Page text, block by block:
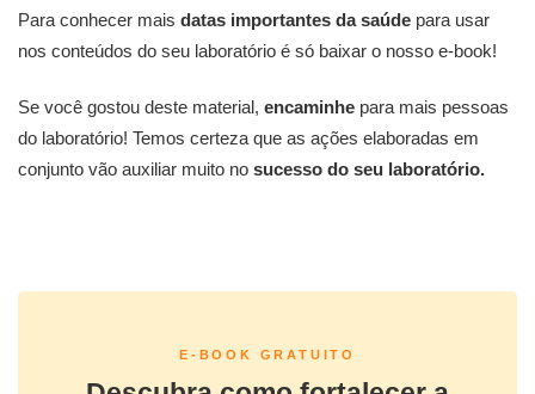
Para conhecer mais datas importantes da saúde para usar
nos conteúdos do seu laboratório é só baixar o nosso e-book!
Se você gostou deste material, encaminhe para mais pessoas
do laboratório! Temos certeza que as ações elaboradas em
conjunto vão auxiliar muito no sucesso do seu laboratório.
E-BOOK GRATUITO